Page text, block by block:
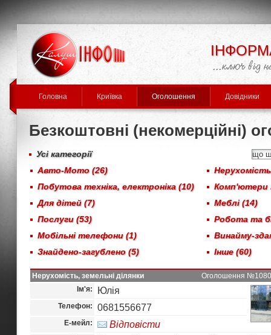
Головна Криївка Оголошення Довідники
Безкоштовні (некомерційні)
Усі категорії
Авто-Мото (26)
Побутова техніка, електроніка (10)
Комп'ютери
Для дітей (7)
Меблі (14)
Послуги (53)
Робота та
Мобільні телефони (1)
Винайму-
Знайдено-загублено (5)
Інше (60)
Нерухомість, земельні ділянки
Оголошення
Ім'я:
Юлія
Телефон: 0681556677
Е-мейл: Відповісти